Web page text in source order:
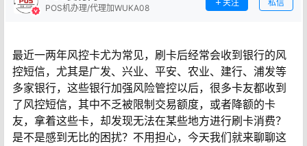
POS机办理/代理加WUKA08
关注 私信
最近一两年风控卡尤为常见，刷卡后经常会收到银行的风
控短信，尤其是广发、兴业、平安、农业、建行、浦发等
多家银行，这些银行加强风险管控以后，很多卡友都收到
了风控短信，其中不乏被限制交易额度，或者降额的卡
友，拿着这些卡，却发现无法在某些地方进行刷卡消费？
是不是感到无比的困扰？不用担心，今天我们就来聊聊这